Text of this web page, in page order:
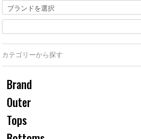
カテゴリーから探す
Brand
Outer
Tops